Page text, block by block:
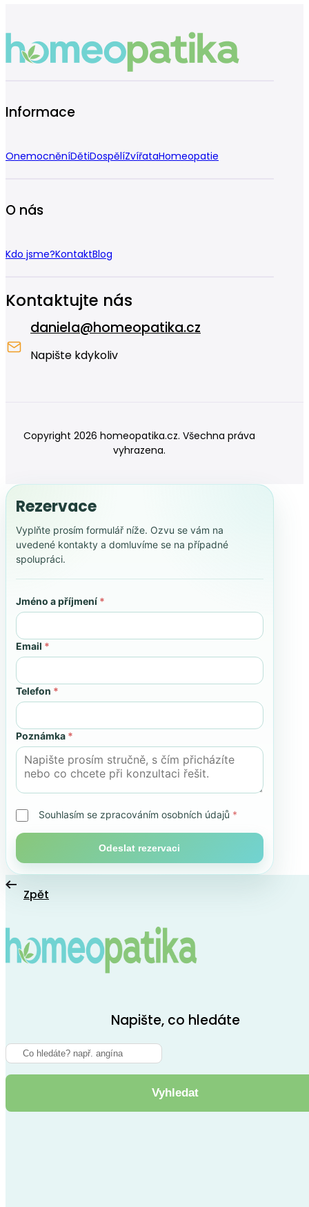
Informace
OnemocněníDětiDospělíZvířataHomeopatie
O nás
Kdo jsme?KontaktBlog
Kontaktujte nás
daniela@homeopatika.cz
Napište kdykoliv
Copyright 2026 homeopatika.cz. Všechna práva
vyhrazena.
Rezervace
Vyplňte prosím formulář níže. Ozvu se vám na
uvedené kontakty a domluvíme se na případné
spolupráci.
Jméno a příjmení *
Email *
Telefon *
Poznámka *
Souhlasím se zpracováním osobních údajů *
Odeslat rezervaci
Zpět
Napište, co hledáte